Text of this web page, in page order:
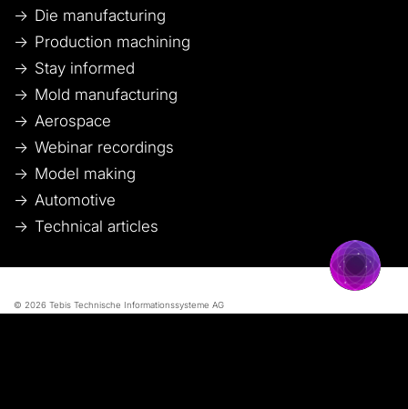
Die manufacturing
Production machining
Stay informed
Mold manufacturing
Aerospace
Webinar recordings
Model making
Automotive
Technical articles
© 2026 Tebis Technische Informationssysteme AG